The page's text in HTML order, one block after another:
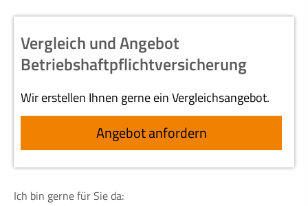
Vergleich und Angebot
Betriebshaftpflichtversicherung
Wir erstellen Ihnen gerne ein Vergleichsangebot.
An­ge­bot an­for­dern
Ich bin gerne für Sie da: